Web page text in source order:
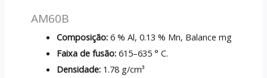
AM60B
Composição: 6 % Al, 0.13 % Mn, Balance mg
Faixa de fusão: 615–635 ° C.
Densidade: 1.78 g/cm³